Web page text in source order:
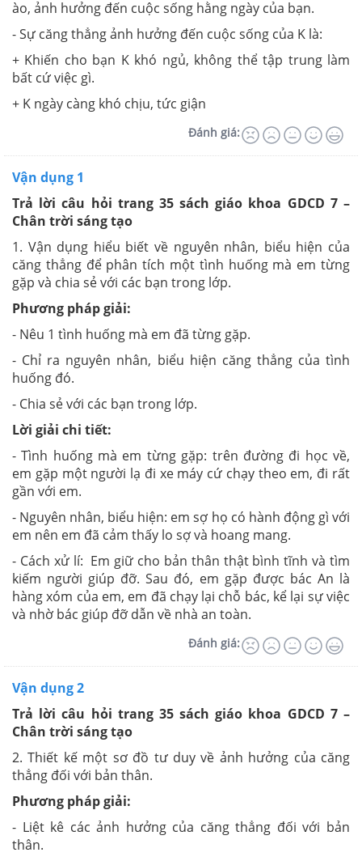
ào, ảnh hưởng đến cuộc sống hằng ngày của bạn.
- Sự căng thẳng ảnh hưởng đến cuộc sống của K là:
+ Khiến cho bạn K khó ngủ, không thể tập trung làm
bất cứ việc gì.
+ K ngày càng khó chịu, tức giận
Đánh giá:
Vận dụng 1
Trả lời câu hỏi trang 35 sách giáo khoa GDCD 7 –
Chân trời sáng tạo
1. Vận dụng hiểu biết về nguyên nhân, biểu hiện của
căng thẳng để phân tích một tình huống mà em từng
gặp và chia sẻ với các bạn trong lớp.
Phương pháp giải:
- Nêu 1 tình huống mà em đã từng gặp.
- Chỉ ra nguyên nhân, biểu hiện căng thẳng của tình
huống đó.
- Chia sẻ với các bạn trong lớp.
Lời giải chi tiết:
- Tình huống mà em từng gặp: trên đường đi học về,
em gặp một người lạ đi xe máy cứ chạy theo em, đi rất
gần với em.
- Nguyên nhân, biểu hiện: em sợ họ có hành động gì với
em nên em đã cảm thấy lo sợ và hoang mang.
- Cách xử lí: Em giữ cho bản thân thật bình tĩnh và tìm
kiếm người giúp đỡ. Sau đó, em gặp được bác An là
hàng xóm của em, em đã chạy lại chỗ bác, kể lại sự việc
và nhờ bác giúp đỡ dẫn về nhà an toàn.
Đánh giá:
Vận dụng 2
Trả lời câu hỏi trang 35 sách giáo khoa GDCD 7 –
Chân trời sáng tạo
2. Thiết kế một sơ đồ tư duy về ảnh hưởng của căng
thẳng đối với bản thân.
Phương pháp giải:
- Liệt kê các ảnh hưởng của căng thẳng đối với bản
thân.